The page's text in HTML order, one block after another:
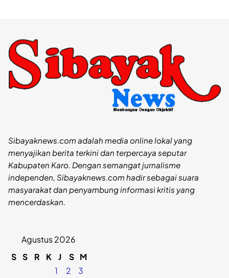
Sibayaknews.com adalah media online lokal yang
menyajikan berita terkini dan terpercaya seputar
Kabupaten Karo. Dengan semangat jurnalisme
independen, Sibayaknews.com hadir sebagai suara
masyarakat dan penyambung informasi kritis yang
mencerdaskan.
Agustus 2026
S S R K J S M
1
2
3